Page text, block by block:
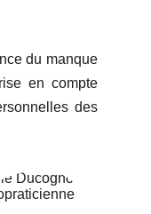
du manque
en compte
des